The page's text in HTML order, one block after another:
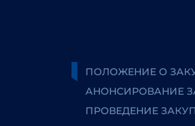
ПОЛОЖЕНИЕ О
АНОНСИРОВАНИЕ
ПРОВЕДЕНИЕ